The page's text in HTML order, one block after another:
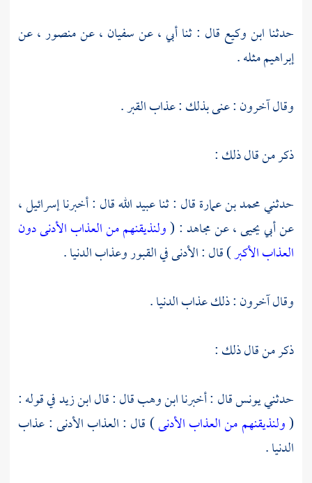
حدثنا ابن وكيع قال : ثنا أبي ، عنسفيان ،عن منصور ،عن
إبراهيممثله .
وقال آخرون : عنى بذلك : عذاب القبر .
ذكر من قال ذلك :
حدثنيمحمد بن عمارةقال : ثناعبيد اللهقال : أخبرناإسرائيل ،
عنأبي يحيى ،عنمجاهد: (ولنذيقنهم من العذاب الأدنى دون
العذاب الأكبر) قال : الأدنى في القبور وعذاب الدنيا .
وقال آخرون : ذلك عذاب الدنيا .
ذكر من قال ذلك :
حدثنييونسقال : أخبرناابن وهبقال : قالابن زيدفي قوله :
(ولنذيقنهم من العذاب الأدنى) قال : العذاب الأدنى : عذاب
الدنيا .